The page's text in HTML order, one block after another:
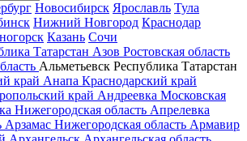
Новосибирск Ярославль Тула
Нижний Новгород Краснодар
Казань Сочи
Татарстан Азов Ростовская область
Альметьевск Республика Татарстан
край Анапа Краснодарский край
край Андреевка Московская
Нижегородская область Апрелевка
Арзамас Нижегородская область Армавир